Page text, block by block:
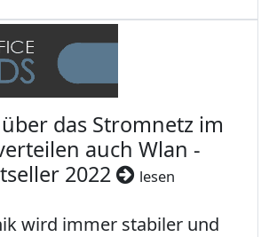
das Stromnetz im
auch Wlan -
2022
lesen
wird immer stabiler und